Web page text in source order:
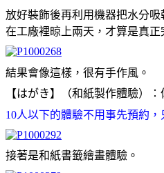
放好裝飾後再利用機器把水分
在工廠裡晾上兩天，才算是真正
結果會像這樣，很有手作風。
【はがき】（和紙製作體驗）：
10人以下的體驗不用事先預約
接著是和紙書籤繪畫體驗。